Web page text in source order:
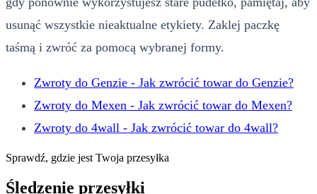
usunąć wszystkie nieaktualne etykiety. Zaklej paczkę
taśmą i zwróć za pomocą wybranej formy.
Zwroty do Genzie - Jak zwrócić towar do Genzie?
Zwroty do Mexen - Jak zwrócić towar do Mexen?
Zwroty do 4wall - Jak zwrócić towar do 4wall?
Sprawdź, gdzie jest Twoja przesyłka
Śledzenie przesyłki